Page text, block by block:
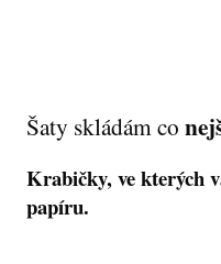
Šaty skládám co
Krabičky,ve kterých
papíru.